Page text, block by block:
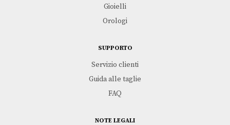
Gioielli
Orologi
SUPPORTO
Servizio clienti
Guida alle taglie
FAQ
NOTE LEGALI